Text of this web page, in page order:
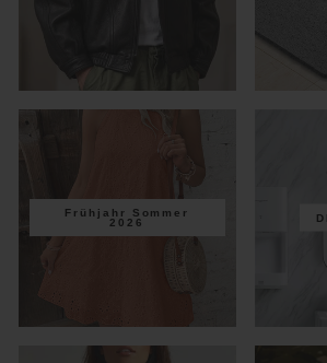
Frühjahr Sommer
2026